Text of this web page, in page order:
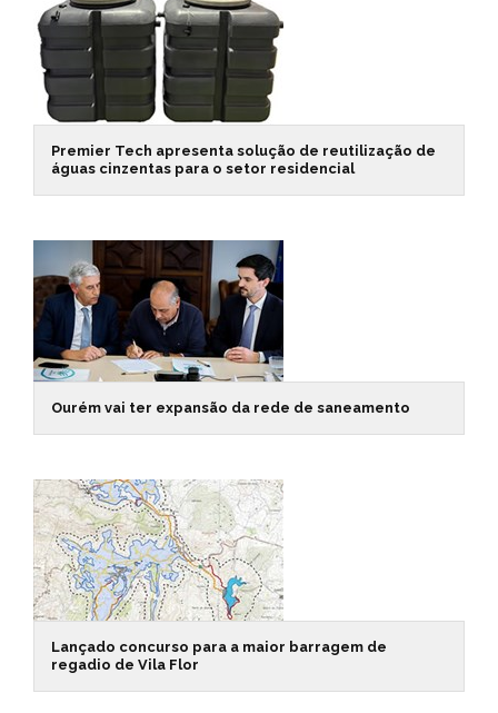
Premier Tech apresenta solução de reutilização de
águas cinzentas para o setor residencial
Ourém vai ter expansão da rede de saneamento
Lançado concurso para a maior barragem de
regadio de Vila Flor